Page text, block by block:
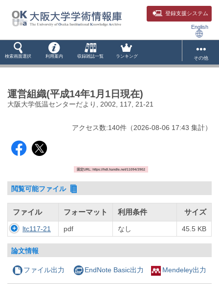
登録支援システム
English
検索画面選択 利用案内 収録雑誌一覧 ランキング その他
運営組織(平成14年1月1日現在)
大阪大学低温センターだより, 2002, 117, 21-21
アクセス数:140件 （2026-08-06 17:43 集計）
固定URL: https://hdl.handle.net/11094/3902
閲覧可能ファイル
ファイル フォーマット 利用条件 サイズ
ltc117-21 pdf なし 45.5 KB
論文情報
ファイル出力 EndNote Basic出力 Mendeley出力